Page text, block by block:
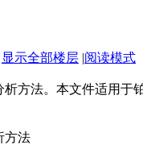
显示全部楼层 |阅读模式
方法。本文件适用于
方法